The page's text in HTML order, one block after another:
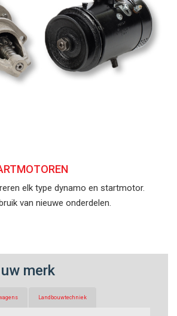
elk type dynamo en startmotor.
van nieuwe onderdelen.
merk
Landbouwtechniek